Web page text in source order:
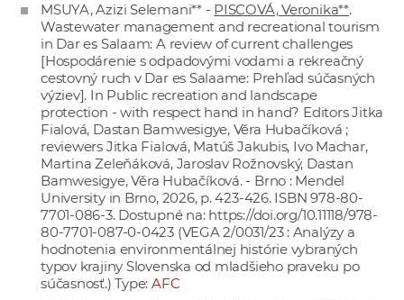
MSUYA, Azizi Selemani** - PISCOVÁ, Veronika**.
Wastewater management and recreational tourism
in Dar es Salaam: A review of current challenges
[Hospodárenie s odpadovými vodami a rekreačný
cestovný ruch v Dar es Salaame: Prehľad súčasných
výziev]. In Public recreation and landscape
protection - with respect hand in hand? Editors Jitka
Fialová, Dastan Bamwesigye, Věra Hubačíková ;
reviewers Jitka Fialová, Matúš Jakubis, Ivo Machar,
Martina Zeleňáková, Jaroslav Rožnovský, Dastan
Bamwesigye, Věra Hubačíková. - Brno : Mendel
University in Brno, 2026, p. 423-426. ISBN 978-80-
7701-086-3. Dostupné na: https://doi.org/10.11118/978-
80-7701-087-0-0423(VEGA 2/0031/23 : Analýzy a
hodnotenia environmentálnej histórie vybraných
typov krajiny Slovenska od mladšieho praveku po
súčasnosť.) Type: AFC